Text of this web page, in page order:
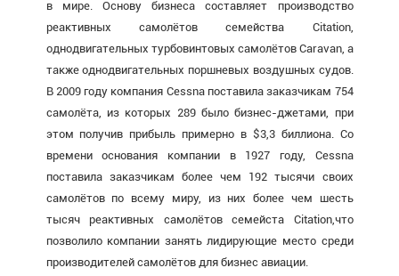
в мире. Основу бизнеса составляет производство
реактивных самолётов семейства Citation,
однодвигательных турбовинтовых самолётов Caravan, а
также однодвигательных поршневых воздушных судов.
В 2009 году компания Cessna поставила заказчикам 754
самолёта, из которых 289 было бизнес-джетами, при
этом получив прибыль примерно в $3,3 биллиона. Со
времени основания компании в 1927 году, Cessna
поставила заказчикам более чем 192 тысячи своих
самолётов по всему миру, из них более чем шесть
тысяч реактивных самолётов семейста Citation,что
позволило компании занять лидирующие место среди
производителей самолётов для бизнес авиации.